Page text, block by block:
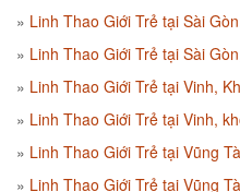
Linh Thao Giới Trẻ tại Sài
Linh Thao Giới Trẻ tại Sài
Linh Thao Giới Trẻ tại Vinh,
Linh Thao Giới Trẻ tại Vinh,
Linh Thao Giới Trẻ tại Vũng
Linh Thao Giới Trẻ tại Vũng